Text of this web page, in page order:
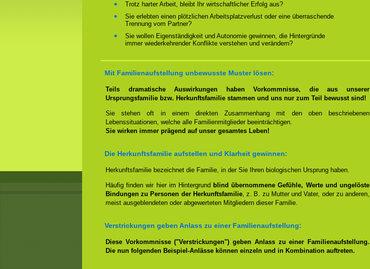
Trotz harter Arbeit, bleibt Ihr wirtschaftlicher Erfolg aus?
Sie erlebten einen plötzlichen Arbeitsplatzverlust oder eine überraschende
Trennung vom Partner?
Sie wollen Eigenständigkeit und Autonomie gewinnen, die Hintergründe
immer wiederkehrender Konflikte verstehen und verändern?
Mit Familienaufstellung unbewusste Muster lösen:
Teils dramatische Auswirkungen haben Vorkommnisse, die aus unserer
Ursprungsfamilie bzw. Herkunftsfamilie stammen und uns nur zum Teil bewusst sind!
Sie stehen oft in einem direkten Zusammenhang mit den oben beschriebenen
Lebenssituationen, welche alle Familienmitglieder beeinträchtigen.
Sie wirken immer prägend auf unser gesamtes Leben!
Die Herkunftsfamilie aufstellen und Klarheit gewinnen:
Herkunftsfamilie bezeichnet die Familie, in der Sie Ihren biologischen Ursprung haben.
Häufig finden wir hier im Hintergrund blind übernommene Gefühle, Werte und ungelöste
Bindungen zu Personen der Herkunftsfamilie, z. B. zu Mutter und Vater, oder zu anderen,
meist ausgeblendeten oder abgewerteten Mitgliedern dieser Familie.
Verstrickungen geben Anlass zu einer Familienaufstellung:
Diese Vorkommnisse ("Verstrickungen") geben Anlass zu einer Familienaufstellung.
Die nun folgenden Beispiel-Anlässe können einzeln und in Kombination auftreten.